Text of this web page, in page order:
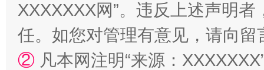
XXXXXXX网”。违反上述声明
任。如您对管理有意见，请向
② 凡本网注明“来源：